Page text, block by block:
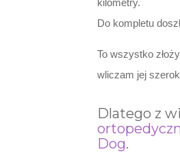
Do kompletu
To wszystko
wliczam jej
Dlatego z
Dog.